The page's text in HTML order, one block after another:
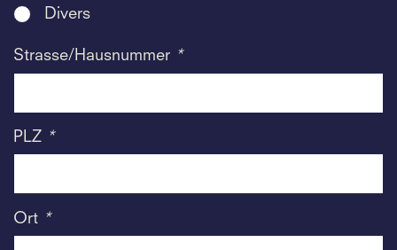
Divers
Strasse/Hausnummer *
PLZ *
Ort *